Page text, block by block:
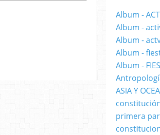
Album -
Album -
Album -
Album -
Album -
ASIA Y
primera